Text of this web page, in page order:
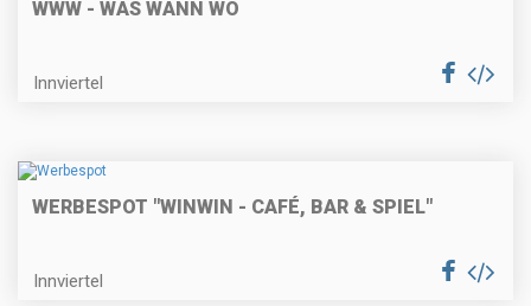
WWW - WAS WANN WO
Innviertel
WERBESPOT "WINWIN - CAFÉ, BAR & SPIEL"
Innviertel